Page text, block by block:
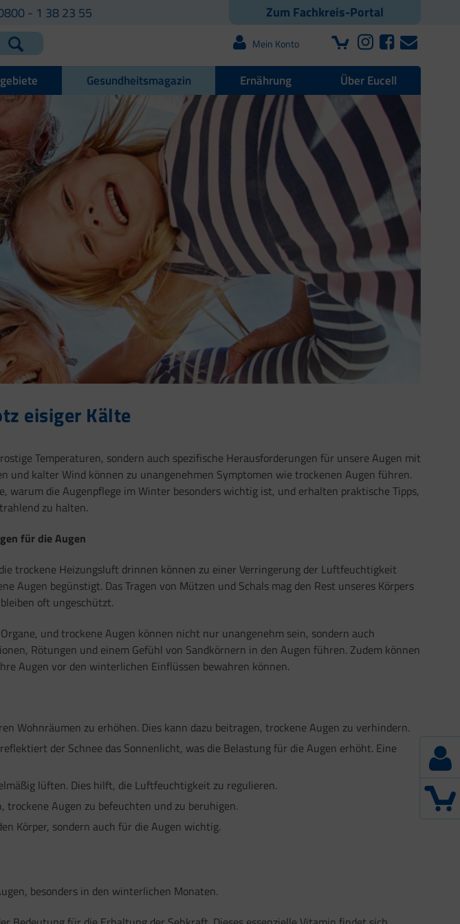
Zum Fachkreis-Portal
- 1 38 23 55
Mein Konto
Gesundheitsmagazin Ernährung Über Eucell
eisiger Kälte
Temperaturen, sondern auch spezifische Herausforderungen für unsere Augen mit
und kalter Wind können zu unangenehmen Symptomen wie trockenen Augen führen.
warum die Augenpflege im Winter besonders wichtig ist, und erhalten praktische Tipps,
zu halten.
für die Augen
trockene Heizungsluft drinnen können zu einer Verringerung der Luftfeuchtigkeit
Augen begünstigt. Das Tragen von Mützen und Schals mag den Rest unseres Körpers
oft ungeschützt.
und trockene Augen können nicht nur unangenehm sein, sondern auch
Rötungen und einem Gefühl von Sandkörnern in den Augen führen. Zudem können
Augen vor den winterlichen Einflüssen bewahren können.
Wohnräumen zu erhöhen. Dies kann dazu beitragen, trockene Augen zu verhindern.
der Schnee das Sonnenlicht, was die Belastung für die Augen erhöht. Eine
lüften. Dies hilft, die Luftfeuchtigkeit zu regulieren.
Augen zu befeuchten und zu beruhigen.
Körper, sondern auch für die Augen wichtig.
besonders in den winterlichen Monaten.